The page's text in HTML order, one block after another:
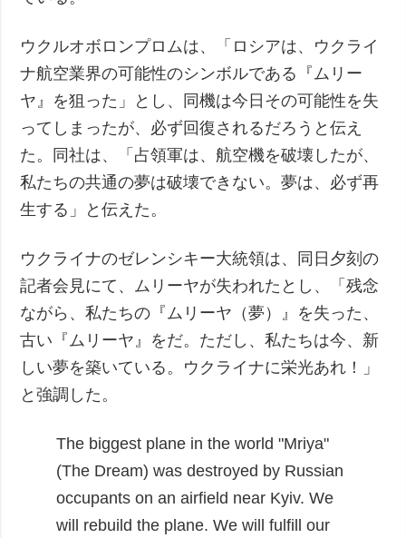
ウクルオボロンプロムは、「ロシアは、ウクライ
ナ航空業界の可能性のシンボルである『ムリー
ヤ』を狙った」とし、同機は今日その可能性を失
ってしまったが、必ず回復されるだろうと伝え
た。同社は、「占領軍は、航空機を破壊したが、
私たちの共通の夢は破壊できない。夢は、必ず再
生する」と伝えた。
ウクライナのゼレンシキー大統領は、同日夕刻の
記者会見にて、ムリーヤが失われたとし、「残念
ながら、私たちの『ムリーヤ（夢）』を失った、
古い『ムリーヤ』をだ。ただし、私たちは今、新
しい夢を築いている。ウクライナに栄光あれ！」
と強調した。
The biggest plane in the world "Mriya"
(The Dream) was destroyed by Russian
occupants on an airfield near Kyiv. We
will rebuild the plane. We will fulfill our